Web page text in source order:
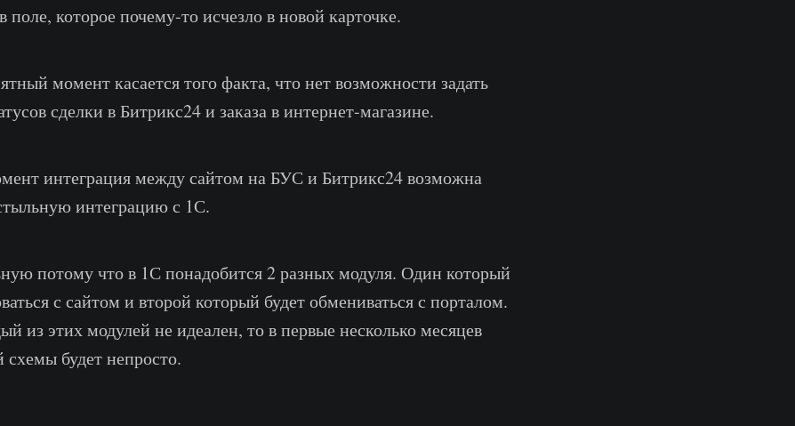
поле, которое почему-то исчезло в новой карточке.
момент касается того факта, что нет возможности задать
сделки в Битрикс24 и заказа в интернет-магазине.
интеграция между сайтом на БУС и Битрикс24 возможна
интеграцию с 1С.
потому что в 1С понадобится 2 разных модуля. Один который
с сайтом и второй который будет обмениваться с порталом.
из этих модулей не идеален, то в первые несколько месяцев
схемы будет непросто.